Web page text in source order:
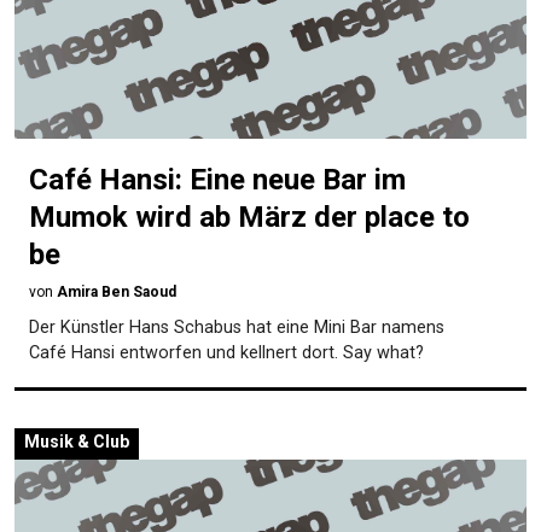
Café Hansi: Eine neue Bar im
Mumok wird ab März der place to
be
von Amira Ben Saoud
Der Künstler Hans Schabus hat eine Mini Bar namens
Café Hansi entworfen und kellnert dort. Say what?
Musik & Club